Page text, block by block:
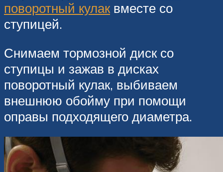
поворотный кулак вместе со
ступицей.
Снимаем тормозной диск со
ступицы и зажав в дисках
поворотный кулак, выбиваем
внешнюю обойму при помощи
оправы подходящего диаметра.